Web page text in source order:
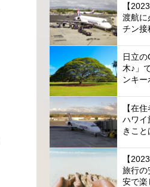
【
渡航に
チン接
日立
木♪」
ンキー
【在
ハワイ
きこと
【
旅行の
安で楽